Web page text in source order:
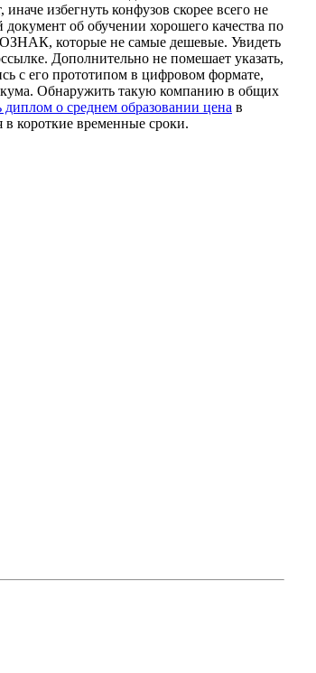
избегнуть конфузов скорее всего не
об обучении хорошего качества по
которые не самые дешевые. Увидеть
Дополнительно не помешает указать,
с его прототипом в цифровом формате,
Обнаружить такую компанию в общих
диплом о среднем образовании цена в
короткие временные сроки.